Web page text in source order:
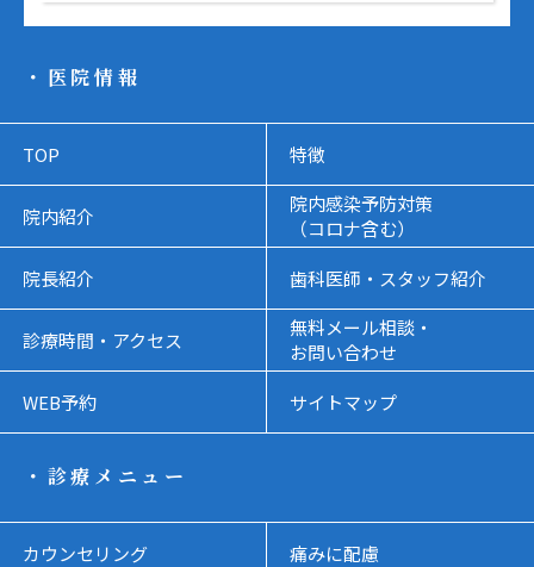
・医院情報
TOP 特徴
院内紹介
院内感染予防対策
（コロナ含む）
院長紹介
歯科医師・スタッフ紹介
診療時間・アクセス
無料メール相談・
お問い合わせ
WEB予約
サイトマップ
・診療メニュー
カウンセリング 痛みに配慮